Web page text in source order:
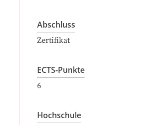
Abschluss
Zertifikat
ECTS-Punkte
6
Hochschule